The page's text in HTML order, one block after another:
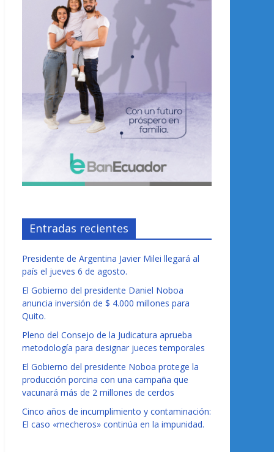
Entradas recientes
Presidente de Argentina Javier Milei llegará al
país el jueves 6 de agosto.
El Gobierno del presidente Daniel Noboa
anuncia inversión de $ 4.000 millones para
Quito.
Pleno del Consejo de la Judicatura aprueba
metodología para designar jueces temporales
El Gobierno del presidente Noboa protege la
producción porcina con una campaña que
vacunará más de 2 millones de cerdos
Cinco años de incumplimiento y contaminación:
El caso «mecheros» continúa en la impunidad.